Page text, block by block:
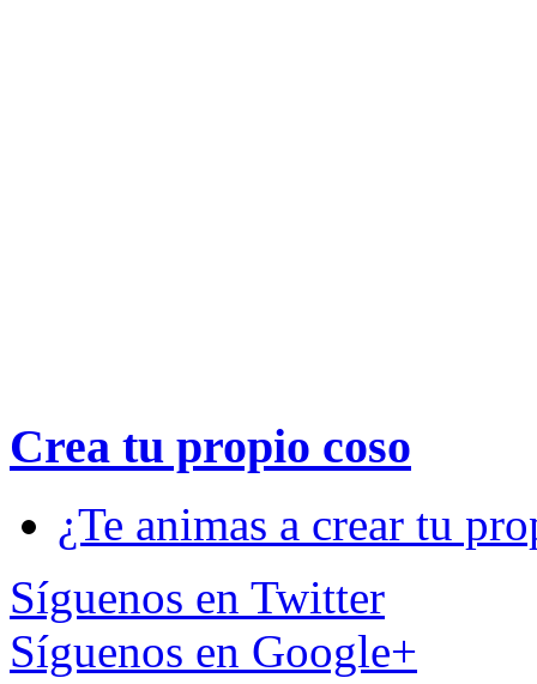
Crea tu propio coso
¿Te animas a crear tu
Síguenos en Twitter
Síguenos en Google+